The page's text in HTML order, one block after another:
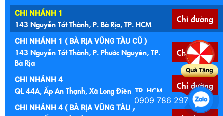
CHI NHÁNH 1
143 Nguyễn Tất Thành, P. Bà Rịa, TP. HCM Chỉ đường
CHI NHÁNH 1 ( BÀ RỊA VŨNG TÀU CŨ )
143 Nguyễn Tất Thành, P. Phước Nguyên, TP.
Bà Rịa
Chỉ đường
CHI NHÁNH 4
QL 44A, Ấp An Thạnh, Xã Long Điền, TP. HCM Chỉ đường
CHI NHÁNH 4 ( BÀ RỊA VŨNG TÀU )
Quà Tặng
0909 786 297